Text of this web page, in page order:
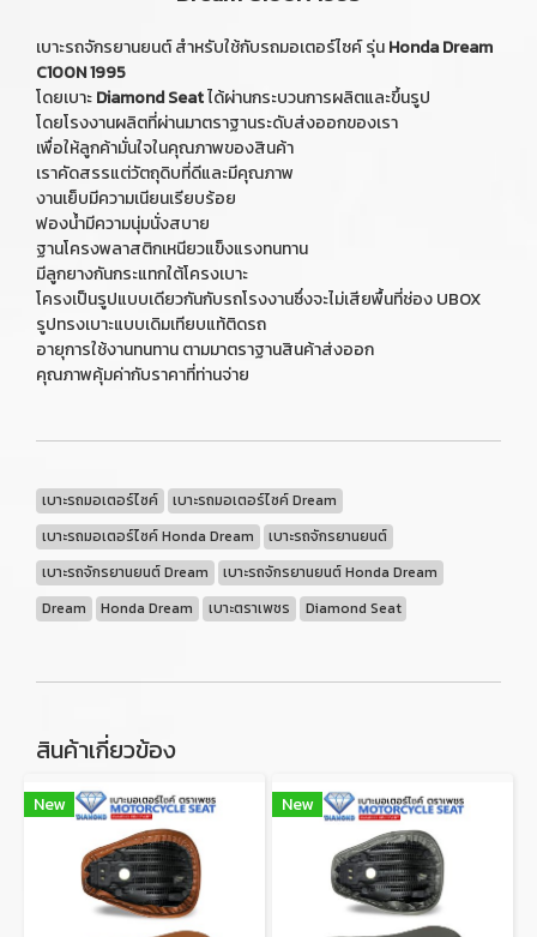
เบาะรถจักรยานยนต์ สำหรับใช้กับรถมอเตอร์ไซค์ รุ่นHonda Dream
C100N 1995
โดยเบาะDiamond Seatได้ผ่านกระบวนการผลิตและขึ้นรูป
โดยโรงงานผลิตที่ผ่านมาตราฐานระดับส่งออกของเรา
เพื่อให้ลูกค้ามั่นใจในคุณภาพของสินค้า
เราคัดสรรแต่วัตถุดิบที่ดีและมีคุณภาพ
งานเย็บมีความเนียนเรียบร้อย
ฟองน้ำมีความนุ่มนั่งสบาย
ฐานโครงพลาสติกเหนียวแข็งแรงทนทาน
มีลูกยางกันกระแทกใต้โครงเบาะ
โครงเป็นรูปแบบเดียวกันกับรถโรงงานซึ่งจะไม่เสียพื้นที่ช่อง UBOX
รูปทรงเบาะแบบเดิมเทียบแท้ติดรถ
อายุการใช้งานทนทาน ตามมาตราฐานสินค้าส่งออก
คุณภาพคุ้มค่ากับราคาที่ท่านจ่าย
เบาะรถมอเตอร์ไซค์
เบาะรถมอเตอร์ไซค์ Dream
เบาะรถมอเตอร์ไซค์ Honda Dream
เบาะรถจักรยานยนต์
เบาะรถจักรยานยนต์ Dream
เบาะรถจักรยานยนต์ Honda Dream
Dream
Honda Dream เบาะตราเพชร Diamond Seat
สินค้าเกี่ยวข้อง
New New